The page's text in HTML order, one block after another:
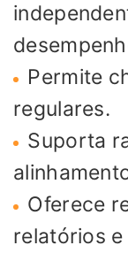
Permite
regulares.
Suporta
Oferece
relatórios e